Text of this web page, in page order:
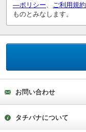
―ポリシー
ご利用規約
ものとみなします。
お問い合わせ
タチバナについて